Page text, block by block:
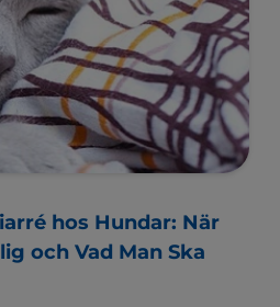
hos Hundar: När
och Vad Man Ska